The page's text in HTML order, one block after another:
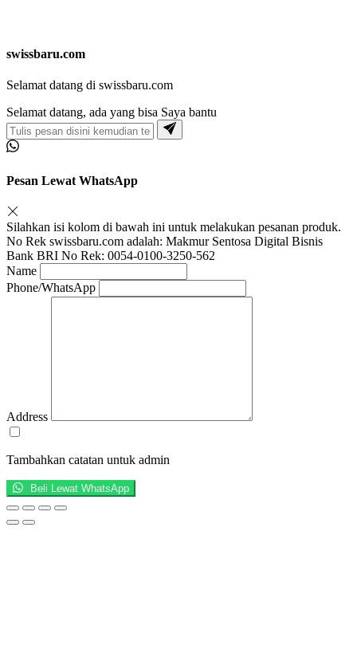
swissbaru.com
Selamat datang di swissbaru.com
Selamat datang, ada yang bisa Saya bantu
Pesan Lewat WhatsApp
Silahkan isi kolom di bawah ini untuk melakukan pesanan produk.
No Rek swissbaru.com adalah: Makmur Sentosa Digital Bisnis
Bank BRI No Rek: 0054-0100-3250-562
Name
Phone/WhatsApp
Address
Tambahkan catatan untuk admin
Beli Lewat WhatsApp